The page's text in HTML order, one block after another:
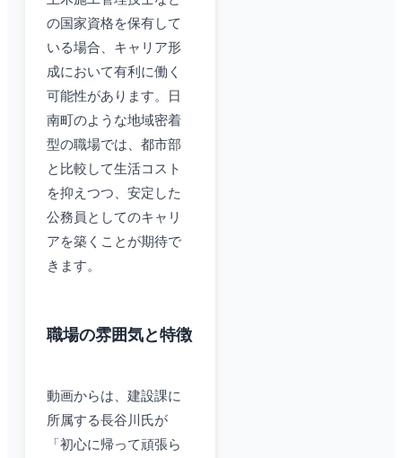
の国家資格を保有して
いる場合、キャリア形
成において有利に働く
可能性があります。日
南町のような地域密着
型の職場では、都市部
と比較して生活コスト
を抑えつつ、安定した
公務員としてのキャリ
アを築くことが期待で
きます。
職場の雰囲気と特徴
動画からは、建設課に
所属する長谷川氏が
「初心に帰って頑張ら